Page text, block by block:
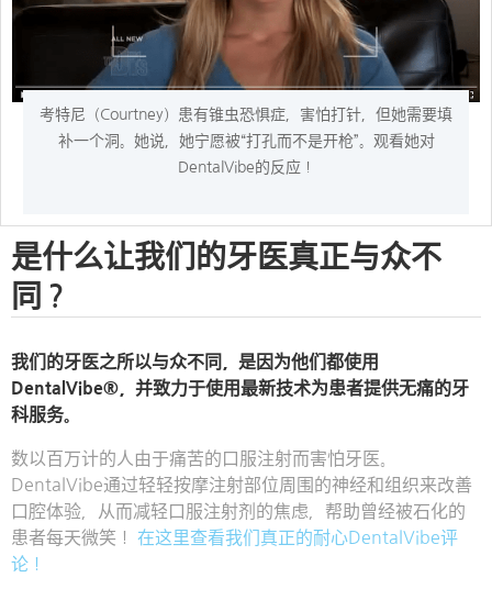
考特尼（Courtney）患有锥虫恐惧症，害怕打针，但她需要填
补一个洞。她说，她宁愿被“打孔而不是开枪”。观看她对
DentalVibe的反应！
是什么让我们的牙医真正与众不
同？
我们的牙医之所以与众不同，是因为他们都使用
DentalVibe®，并致力于使用最新技术为患者提供无痛的牙
科服务。
数以百万计的人由于痛苦的口服注射而害怕牙医。
DentalVibe通过轻轻按摩注射部位周围的神经和组织来改善
口腔体验，从而减轻口服注射剂的焦虑，帮助曾经被石化的
患者每天微笑！ 在这里查看我们真正的耐心DentalVibe评
论！